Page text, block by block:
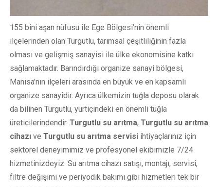
155 bini aşan nüfusu ile Ege Bölgesi’nin önemli
ilçelerinden olan Turgutlu, tarımsal çeşitliliğinin fazla
olması ve gelişmiş sanayisi ile ülke ekonomisine katkı
sağlamaktadır. Barındırdığı organize sanayi bölgesi,
Manisa’nın ilçeleri arasında en büyük ve en kapsamlı
organize sanayidir. Ayrıca ülkemizin tuğla deposu olarak
da bilinen Turgutlu, yurtiçindeki en önemli tuğla
üreticilerindendir. Turgutlu su arıtma, Turgutlu su arıtma
cihazı ve Turgutlu su arıtma servisi ihtiyaçlarınız için
sektörel deneyimimiz ve profesyonel ekibimizle 7/24
hizmetinizdeyiz. Su arıtma cihazı satışı, montajı, servisi,
filtre değişimi ve periyodik bakımı gibi hizmetleri tek bir